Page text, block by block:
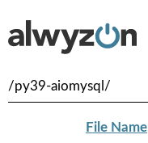
/py39-aiomysql/
File Name